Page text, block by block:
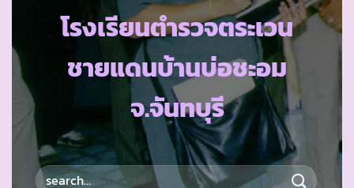
โรงเรียนตำรวจตระเวน
ชายแดนบ้านบ่อชะอม
จ.จันทบุรี